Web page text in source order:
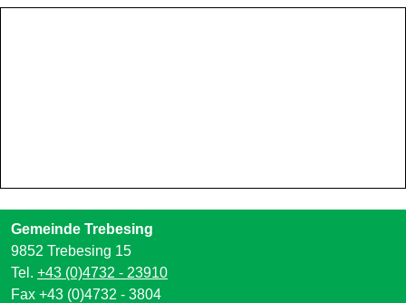
Gemeinde Trebesing
9852 Trebesing 15
Tel. +43 (0)4732 - 23910
Fax +43 (0)4732 - 3804